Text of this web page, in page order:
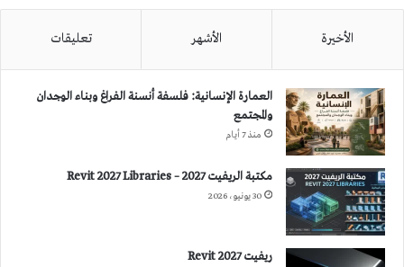
الأخيرة الأشهر تعليقات
العمارة الإنسانية: فلسفة أنسنة الفراغ وبناء الوجدان
والمجتمع
منذ 7 أيام
مكتبة الريفيت 2027 – Revit 2027 Libraries
30 يونيو، 2026
ريفيت 2027 Revit